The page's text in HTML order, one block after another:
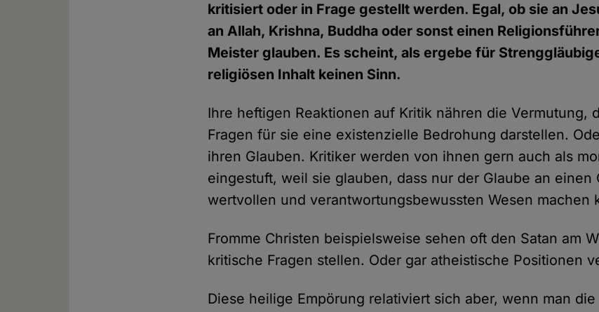
kritisiert oder in Frage gestellt werden. Egal, ob sie an
an Allah, Krishna, Buddha oder sonst einen
Meister glauben. Es scheint, als ergebe für
religiösen Inhalt keinen Sinn.
Ihre heftigen Reaktionen auf Kritik nähren die Vermutung,
Fragen für sie eine existenzielle Bedrohung darstellen.
ihren Glauben. Kritiker werden von ihnen gern auch als
eingestuft, weil sie glauben, dass nur der Glaube an einen
wertvollen und verantwortungsbewussten Wesen machen
Fromme Christen beispielsweise sehen oft den Satan am
kritische Fragen stellen. Oder gar atheistische Positionen
Diese heilige Empörung relativiert sich aber, wenn man